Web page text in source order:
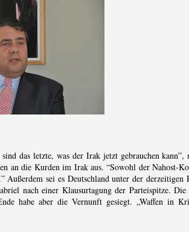
das letzte, was der Irak jetzt gebrauchen
an die Kurden im Irak aus. “Sowohl der
Außerdem sei es Deutschland unter der
nach einer Klausurtagung der Parteispitze.
habe aber die Vernunft gesiegt. „Waffen in